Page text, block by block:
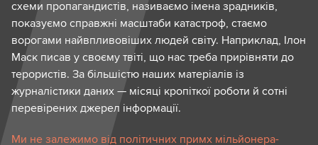
схеми пропагандистів, називаємо імена зрадників,
показуємо справжні масштаби катастроф, стаємо
ворогами найвпливовіших людей світу. Наприклад, Ілон
Маск писав у своєму твіті, що нас треба прирівняти до
терористів. За більшістю наших матеріалів із
журналістики даних — місяці кропіткої роботи й сотні
перевірених джерел інформації.
Ми не залежимо від політичних примх мільйонера-